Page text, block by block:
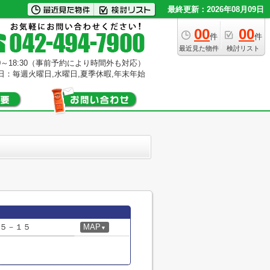
最終更新：2026年08月09日
00件
最近見た物件
00件
検討リスト
18:30（事前予約により時間外も対応）
：毎週火曜日,水曜日,夏季休暇,年末年始
－１５ MAP ▼